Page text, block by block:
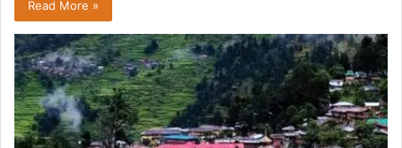
Read More »